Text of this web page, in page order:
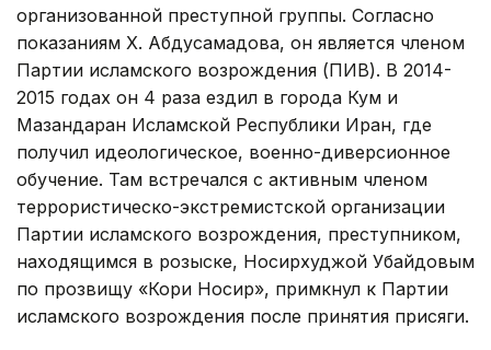
организованной преступной группы. Согласно
показаниям Х. Абдусамадова, он является членом
Партии исламского возрождения (ПИВ). В 2014-
2015 годах он 4 раза ездил в города Кум и
Мазандаран Исламской Республики Иран, где
получил идеологическое, военно-диверсионное
обучение. Там встречался с активным членом
террористическо-экстремистской организации
Партии исламского возрождения, преступником,
находящимся в розыске, Носирхуджой Убайдовым
по прозвищу «Кори Носир», примкнул к Партии
исламского возрождения после принятия присяги.